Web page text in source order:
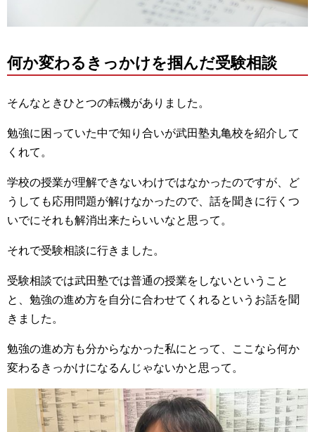
何か変わるきっかけを掴んだ受験相談
そんなときひとつの転機がありました。
勉強に困っていた中で知り合いが武田塾丸亀校を紹介して
くれて。
学校の授業が理解できないわけではなかったのですが、ど
うしても応用問題が解けなかったので、話を聞きに行くつ
いでにそれも解消出来たらいいなと思って。
それで受験相談に行きました。
受験相談では武田塾では普通の授業をしないということ
と、勉強の進め方を自分に合わせてくれるというお話を聞
きました。
勉強の進め方も分からなかった私にとって、ここなら何か
変わるきっかけになるんじゃないかと思って。